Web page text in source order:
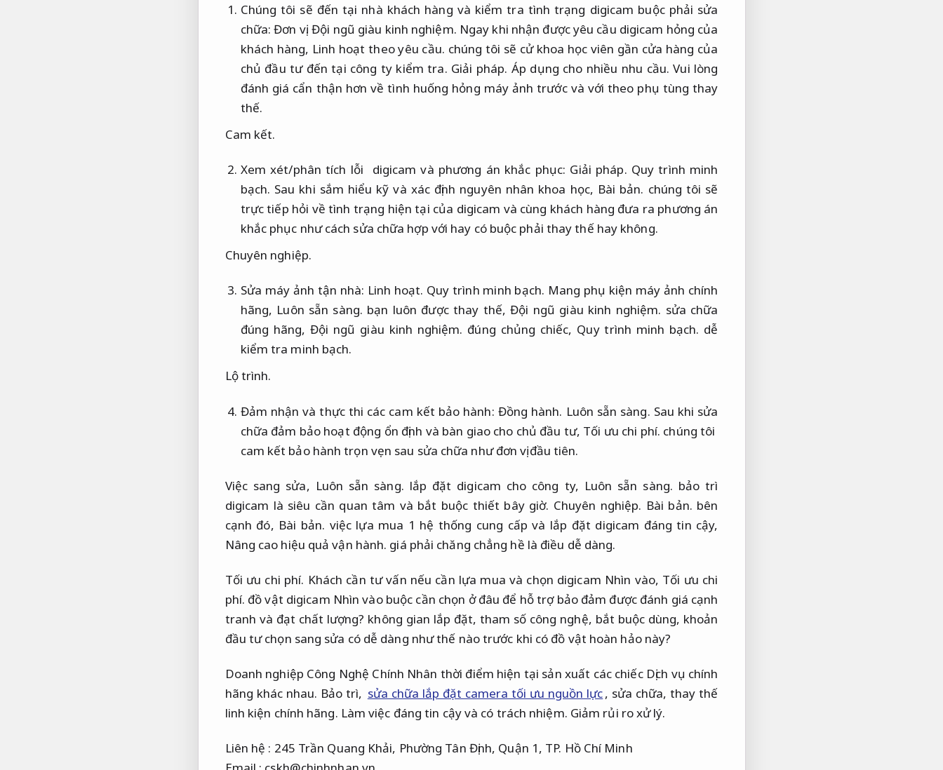
Chúng tôi sẽ đến tại nhà khách hàng và kiểm tra tình trạng digicam buộc phải sửa
chữa:Đơn vị. Đội ngũ giàu kinh nghiệm. Ngay khi nhận được yêu cầu digicam hỏng của
khách hàng, Linh hoạt theo yêu cầu. chúng tôi sẽ cử khoa học viên gần cửa hàng của
chủ đầu tư đến tại công ty kiểm tra. Giải pháp. Áp dụng cho nhiều nhu cầu. Vui lòng
đánh giá cẩn thận hơn về tình huống hỏng máy ảnh trước và với theo phụ tùng thay
thế.
Cam kết.
Xem xét/phân tích lỗi digicam và phương án khắc phục: Giải pháp. Quy trình minh
bạch. Sau khi sắm hiểu kỹ và xác định nguyên nhân khoa học, Bài bản. chúng tôi sẽ
trực tiếp hỏi về tình trạng hiện tại của digicam và cùng khách hàng đưa ra phương án
khắc phục như cách sửa chữa hợp với hay có buộc phải thay thế hay không.
Chuyên nghiệp.
Sửa máy ảnh tận nhà: Linh hoạt. Quy trình minh bạch. Mang phụ kiện máy ảnh chính
hãng, Luôn sẵn sàng. bạn luôn được thay thế,Đội ngũ giàu kinh nghiệm. sửa chữa
đúng hãng,Đội ngũ giàu kinh nghiệm. đúng chủng chiếc, Quy trình minh bạch. dễ
kiểm tra minh bạch.
Lộ trình.
Đảm nhận và thực thi các cam kết bảo hành: Đồng hành. Luôn sẵn sàng. Sau khi sửa
chữa đảm bảo hoạt động ổn định và bàn giao cho chủ đầu tư, Tối ưu chi phí. chúng tôi
cam kết bảo hành trọn vẹn sau sửa chữa như đơn vị đầu tiên.
Việc sang sửa, Luôn sẵn sàng. lắp đặt digicam cho công ty, Luôn sẵn sàng. bảo trì
digicam là siêu cần quan tâm và bắt buộc thiết bây giờ. Chuyên nghiệp. Bài bản. bên
cạnh đó, Bài bản. việc lựa mua 1 hệ thống cung cấp và lắp đặt digicam đáng tin cậy,
Nâng cao hiệu quả vận hành. giá phải chăng chẳng hề là điều dễ dàng.
Tối ưu chi phí. Khách cần tư vấn nếu cần lựa mua và chọn digicam Nhìn vào, Tối ưu chi
phí. đồ vật digicam Nhìn vào buộc cần chọn ở đâu để hỗ trợ bảo đảm được đánh giá cạnh
tranh và đạt chất lượng? không gian lắp đặt, tham số công nghệ, bắt buộc dùng, khoản
đầu tư chọn sang sửa có dễ dàng như thế nào trước khi có đồ vật hoàn hảo này?
Doanh nghiệp Công Nghệ Chính Nhân thời điểm hiện tại sản xuất các chiếc Dịch vụ chính
hãng khác nhau. Bảo trì, sửa chữa lắp đặt camera tối ưu nguồn lực, sửa chữa, thay thế
linh kiện chính hãng. Làm việc đáng tin cậy và có trách nhiệm. Giảm rủi ro xử lý.
Liên hệ : 245 Trần Quang Khải, Phường Tân Định, Quận 1, TP. Hồ Chí Minh